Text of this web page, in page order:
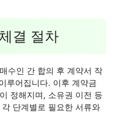
결 절차
수인 간 합의 후 계약서 작
루어집니다. 이후 계약금
정해지며, 소유권 이전 등
단계별로 필요한 서류와